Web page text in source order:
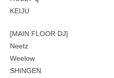
KEIJU
[MAIN FLOOR DJ]
Neetz
Weelow
SHINGEN